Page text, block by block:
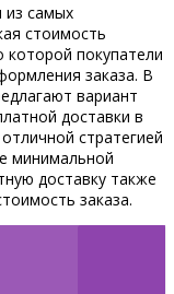
из самых
стоимость
покупатели
заказа. В
вариант
доставки в
стратегией
минимальной
доставку также
заказа.